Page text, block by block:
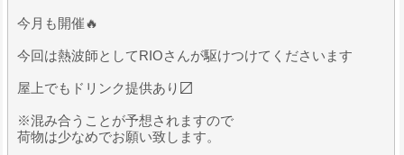
今月も開催🔥
今回は熱波師としてRIOさんが駆けつけてくださいます
屋上でもドリンク提供あり〼
※混み合うことが予想されますので
荷物は少なめでお願い致します。